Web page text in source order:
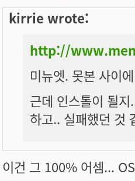
kirrie wrote:
http://
미뉴엣. 못본 사이
근데 인스톨이 될
하고.. 실패했던 것
이건 그 100% 어셈...